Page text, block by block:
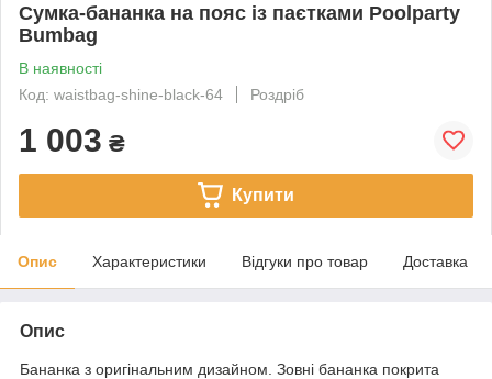
Сумка-бананка на пояс із паєтками Poolparty
Bumbag
В наявності
Код: waistbag-shine-black-64
Роздріб
1 003 ₴
Купити
Опис Характеристики Відгуки про товар Доставка
Опис
Бананка з оригінальним дизайном. Зовні бананка покрита